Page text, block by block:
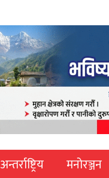
अन्तर्राष्ट्रिय मनोरञ्जन